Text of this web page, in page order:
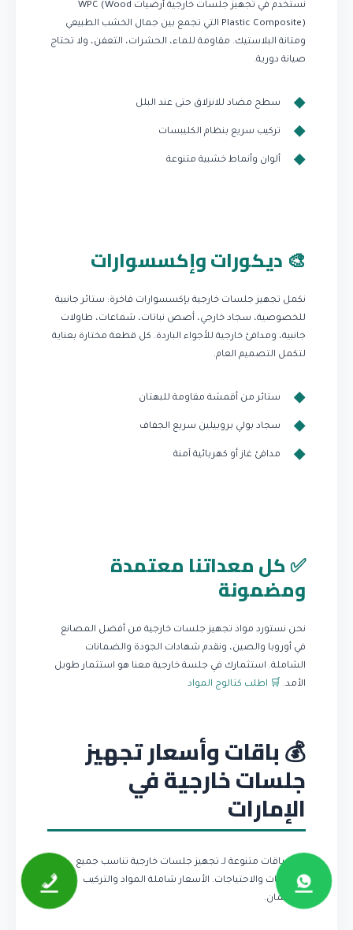
نستخدم في تجهيز جلسات خارجية أرضيات WPC (Wood
Plastic Composite) التي تجمع بين جمال الخشب الطبيعي
ومتانة البلاستيك. مقاومة للماء، الحشرات، التعفن، ولا تحتاج
صيانة دورية.
سطح مضاد للانزلاق حتى عند البلل
تركيب سريع بنظام الكليبسات
ألوان وأنماط خشبية متنوعة
🎨 ديكورات وإكسسوارات
نكمل تجهيز جلسات خارجية بإكسسوارات فاخرة: ستائر جانبية
للخصوصية، سجاد خارجي، أصص نباتات، شماعات، طاولات
جانبية، ومدافئ خارجية للأجواء الباردة. كل قطعة مختارة بعناية
لتكمل التصميم العام.
ستائر من أقمشة مقاومة للبهتان
سجاد بولي بروبيلين سريع الجفاف
مدافئ غاز أو كهربائية آمنة
✅ كل معداتنا معتمدة
ومضمونة
نحن نستورد مواد تجهيز جلسات خارجية من أفضل المصانع
في أوروبا والصين، ونقدم شهادات الجودة والضمانات
الشاملة. استثمارك في جلسة خارجية معنا هو استثمار طويل
الأمد. 🛒 اطلب كتالوج المواد
💰 باقات وأسعار تجهيز
جلسات خارجية في
الإمارات
نقدم باقات متنوعة لـ تجهيز جلسات خارجية تناسب جميع
الميزانيات والاحتياجات. الأسعار شاملة المواد والتركيب
والضمان.